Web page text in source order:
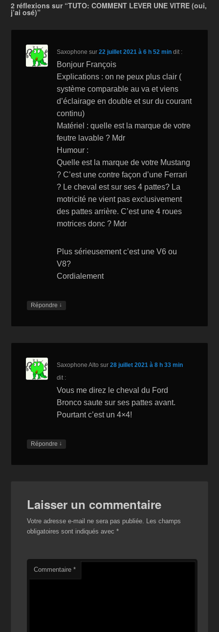
o
o
k
n
W
h
Li
st
n
k
2 réflexions sur “TUTO: COMMENT LEVER UNE VITRE (oui,
j’ai osé)”
Saxophone sur22 juillet 2021 à 6 h 52 min dit :
Bonjour François
Explications : on ne peux plus clair (
système comparable au va et viens
d’éclairage en double et sur du courant
continu)
Matériel : quelle est la marque de votre
feutre lavable ? Mdr
Humour :
Quelle est la marque de votre Mustang
? C’est une contre façon d’une Ferrari
? Le cheval est sur ses 4 pattes? La
motricité ne vient pas exclusivement
des pattes arrière. C’est une 4 roues
motrices donc ? Mdr
Plus sérieusement c’est une V6 ou
V8?
Cordialement
Répondre ↓
Saxophone Alto sur28 juillet 2021 à 8 h 33 min
dit :
Vous me direz le cheval du Ford
Bronco saute sur ses pattes avant.
Pourtant c’est un 4×4!
Répondre ↓
Laisser un commentaire
Votre adresse e-mail ne sera pas publiée. Les champs
obligatoires sont indiqués avec*
Commentaire*